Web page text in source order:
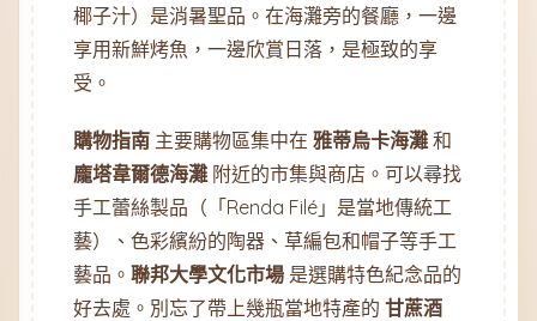
椰子汁）是消暑聖品。在海灘旁的餐廳，一邊
享用新鮮烤魚，一邊欣賞日落，是極致的享
受。
購物指南 主要購物區集中在 雅蒂烏卡海灘 和
龐塔韋爾德海灘 附近的市集與商店。可以尋找
手工蕾絲製品（「Renda Filé」是當地傳統工
藝）、色彩繽紛的陶器、草編包和帽子等手工
藝品。 聯邦大學文化市場 是選購特色紀念品的
好去處。別忘了帶上幾瓶當地特產的 甘蔗酒